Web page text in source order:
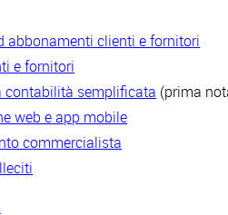
abbonamenti clienti e fornitori
e fornitori
contabilità semplificata (prima
web e app mobile
commercialista